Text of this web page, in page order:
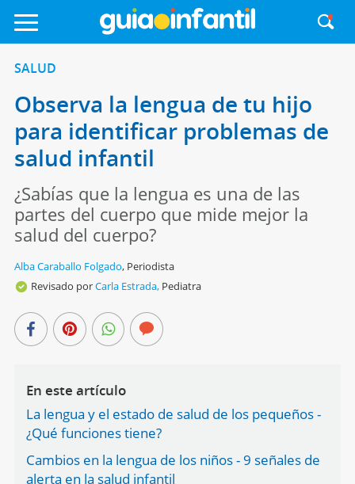
SALUD
Observa la lengua de tu hijo
para identificar problemas de
salud infantil
¿Sabías que la lengua es una de las
partes del cuerpo que mide mejor la
salud del cuerpo?
Alba Caraballo Folgado, Periodista
Revisado porCarla Estrada, Pediatra
En este artículo
La lengua y el estado de salud de los pequeños -
¿Qué funciones tiene?
Cambios en la lengua de los niños - 9 señales de
alerta en la salud infantil